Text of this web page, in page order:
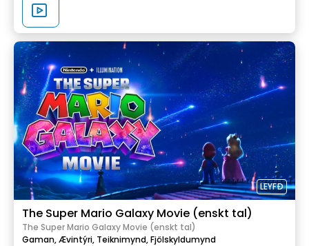
LEYFÐ
The Super Mario Galaxy Movie (enskt tal)
The Super Mario Galaxy Movie (enskt tal)
Gaman,Ævintýri, Teiknimynd,Fjölskyldumynd